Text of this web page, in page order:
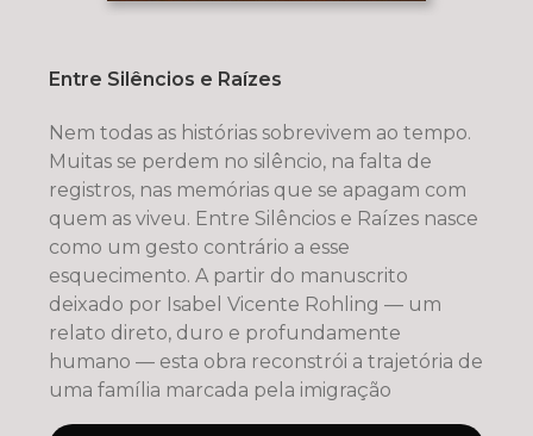
Entre Silêncios e Raízes
Nem todas as histórias sobrevivem ao tempo.
Muitas se perdem no silêncio, na falta de
registros, nas memórias que se apagam com
quem as viveu. Entre Silêncios e Raízes nasce
como um gesto contrário a esse
esquecimento. A partir do manuscrito
deixado por Isabel Vicente Rohling — um
relato direto, duro e profundamente
humano — esta obra reconstrói a trajetória de
uma família marcada pela imigração